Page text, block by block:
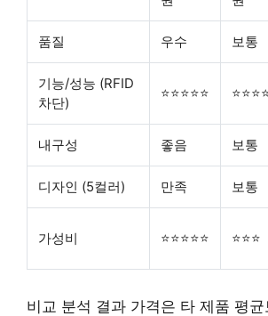
품질 우수 보통
기능/성능 (RFID
차단)
⭐⭐⭐⭐⭐
내구성 좋음 보통
디자인 (5컬러) 만족 보통
가성비 ⭐⭐⭐⭐⭐ ⭐⭐⭐
비교 분석 결과 가격은 타 제품 평